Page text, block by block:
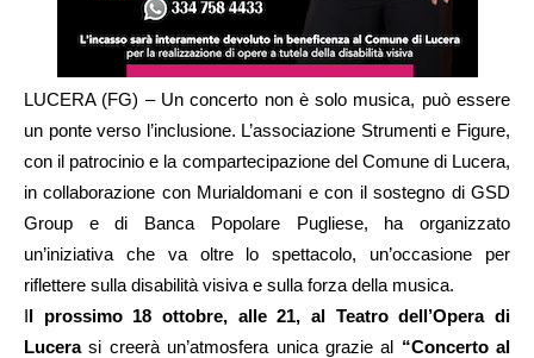
LUCERA (FG) – Un concerto non è solo musica, può essere
un ponte verso l’inclusione. L’associazione Strumenti e Figure,
con il patrocinio e la compartecipazione del Comune di Lucera,
in collaborazione con Murialdomani e con il sostegno di GSD
Group e di Banca Popolare Pugliese, ha organizzato
un’iniziativa che va oltre lo spettacolo, un’occasione per
riflettere sulla disabilità visiva e sulla forza della musica.
Il prossimo 18 ottobre, alle 21, al Teatro dell’Opera di
Lucerasi creerà un’atmosfera unica grazie al “Concerto al